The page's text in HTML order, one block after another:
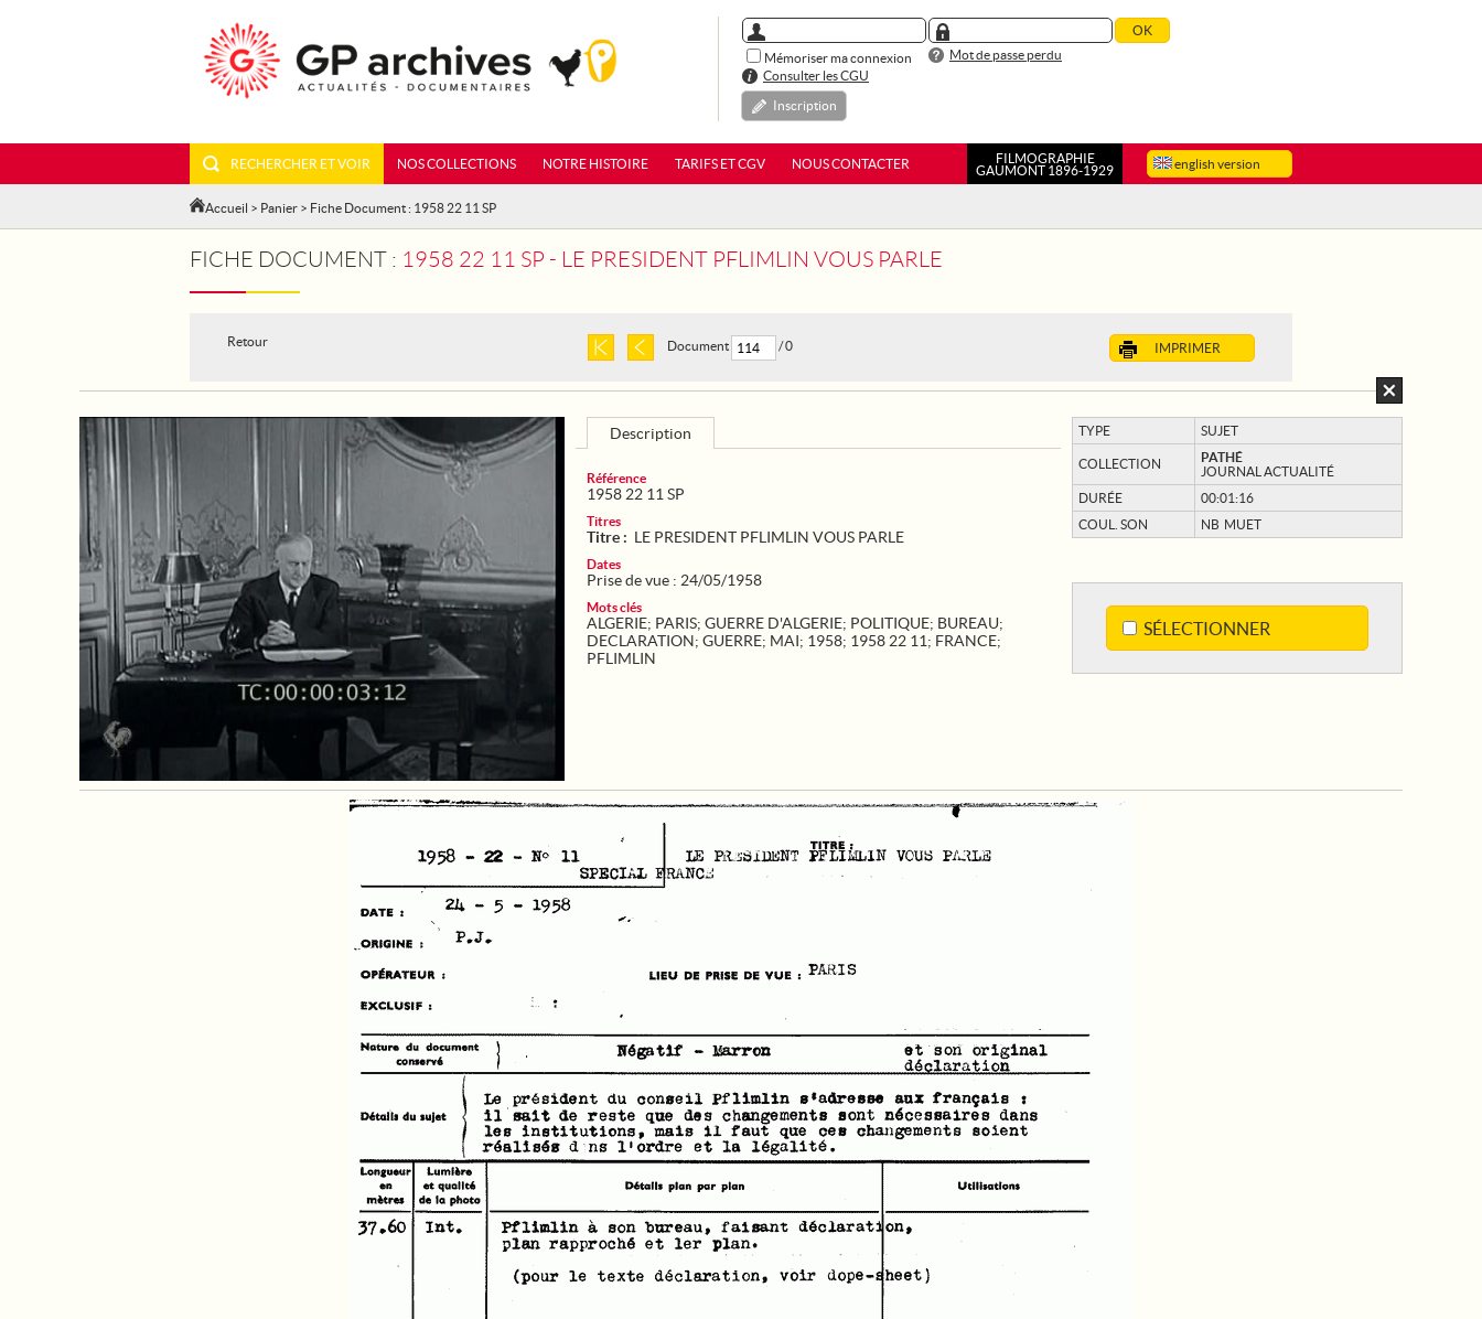
Mémoriser ma connexion
Mot de passe perdu
Consulter les CGU
Inscription
english version
RECHERCHER ET VOIR NOS COLLECTIONS NOTRE HISTOIRE TARIFS ET CGV NOUS CONTACTER
FILMOGRAPHIE
GAUMONT 1896-1929
Accueil > Panier > Fiche Document : 1958 22 11 SP
FICHE DOCUMENT : 1958 22 11 SP - LE PRESIDENT PFLIMLIN VOUS PARLE
Retour IMPRIMER
Document / 0
TYPE SUJET
COLLECTION
PATHÉ
JOURNAL ACTUALITÉ
DURÉE
00:01:16
COUL. SON
NB MUET
SÉLECTIONNER
Description
Référence
1958 22 11 SP
Titres
Titre : LE PRESIDENT PFLIMLIN VOUS PARLE
Dates
Prise de vue : 24/05/1958
Mots clés
ALGERIE; PARIS; GUERRE D'ALGERIE; POLITIQUE; BUREAU;
DECLARATION; GUERRE; MAI; 1958; 1958 22 11; FRANCE;
PFLIMLIN